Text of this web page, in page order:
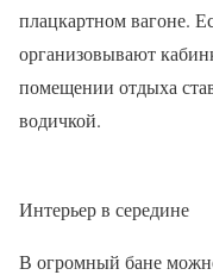
плацкартном вагоне.
организовывают
помещении отдыха
водичкой.
Интерьер в середине
В огромный бане